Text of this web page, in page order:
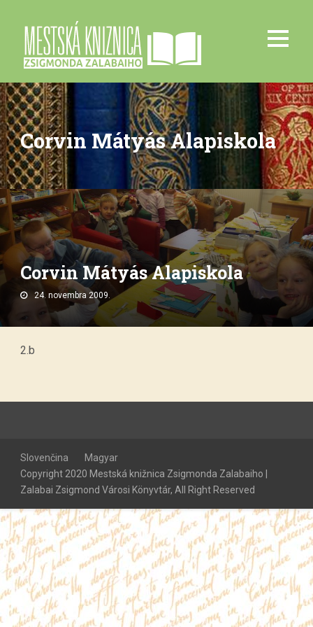
Corvin Mátyás Alapiskola
Corvin Mátyás Alapiskola
24. novembra 2009.
2.b
Slovenčina
Magyar
Copyright 2020 Mestská knižnica Zsigmonda Zalabaiho |
Zalabai Zsigmond Városi Könyvtár, All Right Reserved